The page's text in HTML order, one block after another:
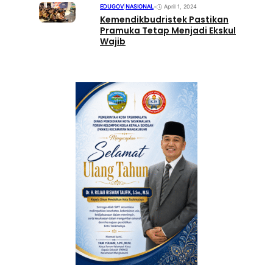
EDUGOV|NASIONAL• April 1, 2024
Kemendikbudristek Pastikan
Pramuka Tetap Menjadi Ekskul
Wajib